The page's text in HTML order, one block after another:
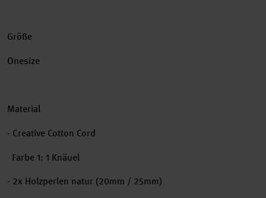
Größe
Onesize
Material
- Creative Cotton Cord
Farbe 1: 1 Knäuel
- 2x Holzperlen natur (20mm / 25mm)